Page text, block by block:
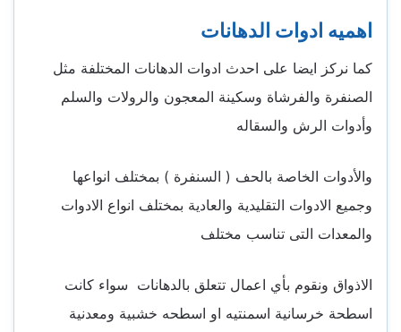
اهميه ادوات الدهانات
كما نركز ايضا على احدث ادوات الدهانات المختلفة مثل
الصنفرة والفرشاة وسكينة المعجون والرولات والسلم
وأدوات الرش والسقاله
والأدوات الخاصة بالحف ( السنفرة ) بمختلف انواعها
وجميع الادوات التقليدية والعادية بمختلف انواع الادوات
والمعدات التى تناسب مختلف
الاذواق ونقوم بأي اعمال تتعلق بالدهانات سواء كانت
اسطحة خرسانية اسمنتيه او اسطحه خشبية ومعدنية